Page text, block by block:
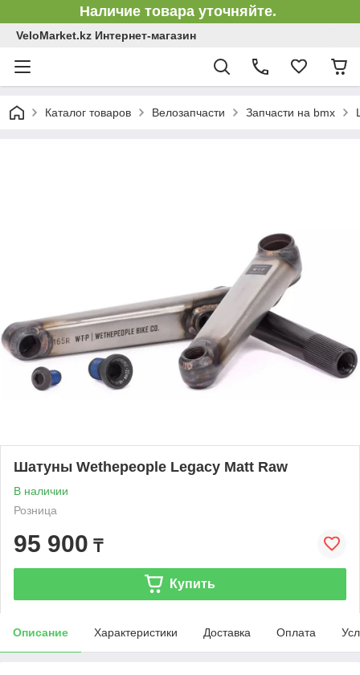
Наличие товара уточняйте.
VeloMarket.kz Интернет-магазин
Каталог товаров Велозапчасти Запчасти на bmx
Шатуны Wethepeople Legacy Matt Raw
В наличии
Розница
95 900 ₸
Купить
Описание Характеристики Доставка Оплата